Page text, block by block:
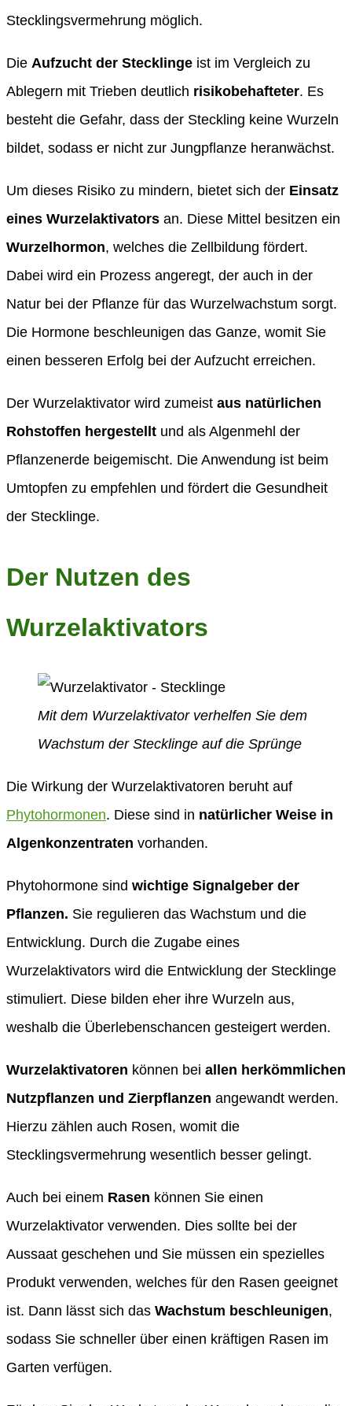
Stecklingsvermehrung möglich.
Die Aufzucht der Stecklinge ist im Vergleich zu
Ablegern mit Trieben deutlich risikobehafteter. Es
besteht die Gefahr, dass der Steckling keine Wurzeln
bildet, sodass er nicht zur Jungpflanze heranwächst.
Um dieses Risiko zu mindern, bietet sich der Einsatz
eines Wurzelaktivators an. Diese Mittel besitzen ein
Wurzelhormon, welches die Zellbildung fördert.
Dabei wird ein Prozess angeregt, der auch in der
Natur bei der Pflanze für das Wurzelwachstum sorgt.
Die Hormone beschleunigen das Ganze, womit Sie
einen besseren Erfolg bei der Aufzucht erreichen.
Der Wurzelaktivator wird zumeist aus natürlichen
Rohstoffen hergestellt und als Algenmehl der
Pflanzenerde beigemischt. Die Anwendung ist beim
Umtopfen zu empfehlen und fördert die Gesundheit
der Stecklinge.
Der Nutzen des
Wurzelaktivators
Mit dem Wurzelaktivator verhelfen Sie dem
Wachstum der Stecklinge auf die Sprünge
Die Wirkung der Wurzelaktivatoren beruht auf
Phytohormonen. Diese sind in natürlicher Weise in
Algenkonzentraten vorhanden.
Phytohormone sind wichtige Signalgeber der
Pflanzen. Sie regulieren das Wachstum und die
Entwicklung. Durch die Zugabe eines
Wurzelaktivators wird die Entwicklung der Stecklinge
stimuliert. Diese bilden eher ihre Wurzeln aus,
weshalb die Überlebenschancen gesteigert werden.
Wurzelaktivatoren können bei allen herkömmlichen
Nutzpflanzen und Zierpflanzen angewandt werden.
Hierzu zählen auch Rosen, womit die
Stecklingsvermehrung wesentlich besser gelingt.
Auch bei einem Rasen können Sie einen
Wurzelaktivator verwenden. Dies sollte bei der
Aussaat geschehen und Sie müssen ein spezielles
Produkt verwenden, welches für den Rasen geeignet
ist. Dann lässt sich das Wachstum beschleunigen,
sodass Sie schneller über einen kräftigen Rasen im
Garten verfügen.